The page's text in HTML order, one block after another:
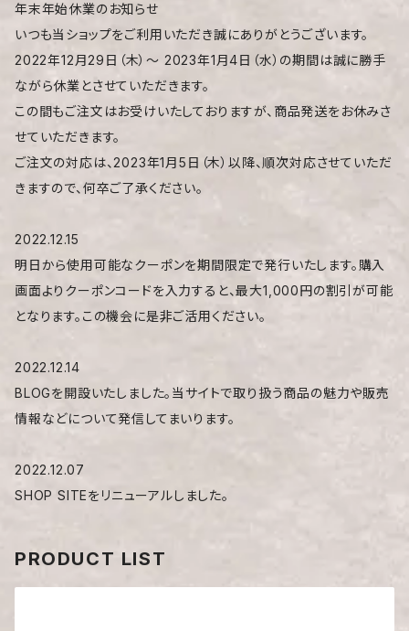
年末年始休業のお知らせ
いつも当ショップをご利用いただき誠にありがとうございます。
2022年12月29日（木）〜 2023年1月4日（水）の期間は誠に勝手
ながら休業とさせていただきます。
この間もご注文はお受けいたしておりますが、商品発送をお休みさ
せていただきます。
ご注文の対応は、2023年1月5日（木）以降、順次対応させていただ
きますので、何卒ご了承ください。
2022.12.15
明日から使用可能なクーポンを期間限定で発行いたします。購入
画面よりクーポンコードを入力すると、最大1,000円の割引が可能
となります。この機会に是非ご活用ください。
2022.12.14
BLOGを開設いたしました。当サイトで取り扱う商品の魅力や販売
情報などについて発信してまいります。
2022.12.07
SHOP SITEをリニューアルしました。
PRODUCT LIST